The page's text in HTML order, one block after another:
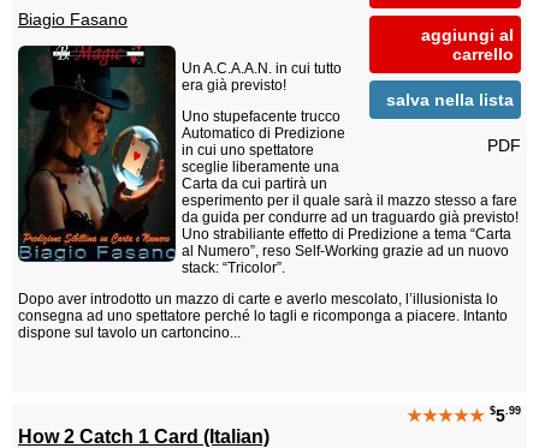
aggiungi al
carrello
salva nella lista
PDF
Biagio Fasano
Un A.C.A.A.N. in cui tutto
era già previsto!
Uno stupefacente trucco
Automatico di Predizione
in cui uno spettatore
sceglie liberamente una
Carta da cui partirà un
esperimento per il quale sarà il mazzo stesso a fare
da guida per condurre ad un traguardo già previsto!
Uno strabiliante effetto di Predizione a tema “Carta
al Numero”, reso Self-Working grazie ad un nuovo
stack: “Tricolor”.
Dopo aver introdotto un mazzo di carte e averlo mescolato, l’illusionista lo
consegna ad uno spettatore perché lo tagli e ricomponga a piacere. Intanto
dispone sul tavolo un cartoncino...
★★★★★ $5.99
How 2 Catch 1 Card (Italian)